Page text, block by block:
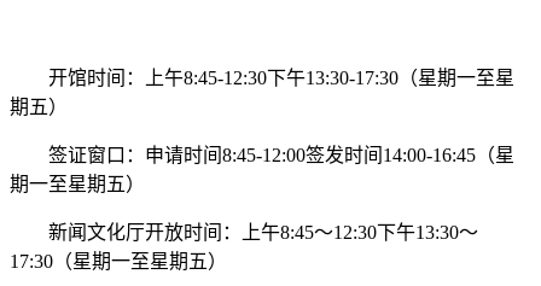
开馆时间：上午8:45-12:30下午13:30-17:30（星期一至星
期五）
签证窗口：申请时间8:45-12:00签发时间14:00-16:45（星
期一至星期五）
新闻文化厅开放时间：上午8:45～12:30下午13:30～
17:30（星期一至星期五）